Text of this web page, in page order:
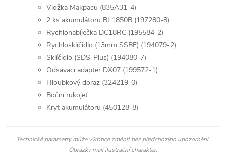
Vložka Makpacu (835A31-4)
2 ks akumulátoru BL1850B (197280-8)
Rychlonabíječka DC18RC (195584-2)
Rychlosklíčidlo (13mm SSBF) (194079-2)
Sklíčidlo (SDS-Plus) (194080-7)
Odsávací adaptér DX07 (199572-1)
Hloubkový doraz (324219-0)
Boční rukojeť
Kryt akumulátoru (450128-8)
Technické parametry může výrobce změnit bez předchozího upozornění.
Obrázky mají ilustrační charakter.